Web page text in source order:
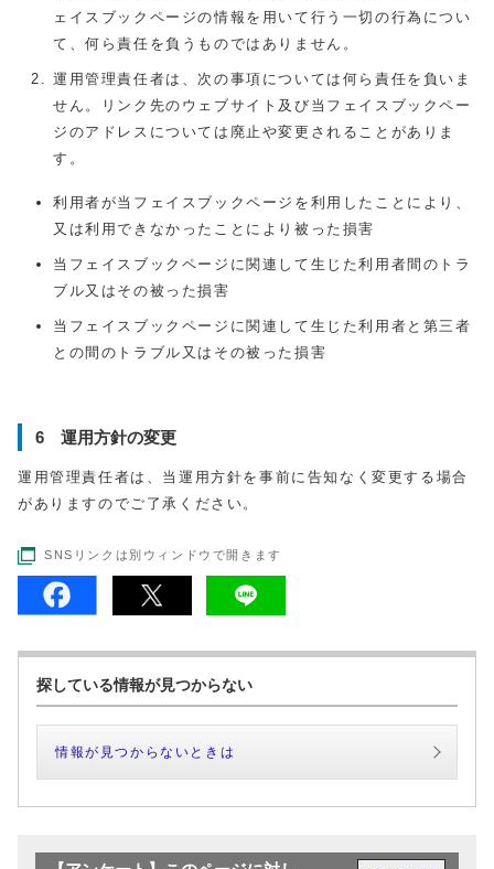
ェイスブックページの情報を用いて行う一切の行為につい
て、何ら責任を負うものではありません。
運用管理責任者は、次の事項については何ら責任を負いま
せん。リンク先のウェブサイト及び当フェイスブックペー
ジのアドレスについては廃止や変更されることがありま
す。
利用者が当フェイスブックページを利用したことにより、
又は利用できなかったことにより被った損害
当フェイスブックページに関連して生じた利用者間のトラ
ブル又はその被った損害
当フェイスブックページに関連して生じた利用者と第三者
との間のトラブル又はその被った損害
6 運用方針の変更
運用管理責任者は、当運用方針を事前に告知なく変更する場合
がありますのでご了承ください。
SNSリンクは別ウィンドウで開きます
探している情報が見つからない
情報が見つからないときは